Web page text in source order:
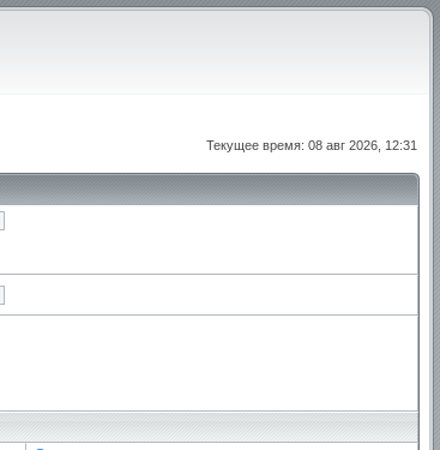
Текущее время: 08 авг 2026, 12:31